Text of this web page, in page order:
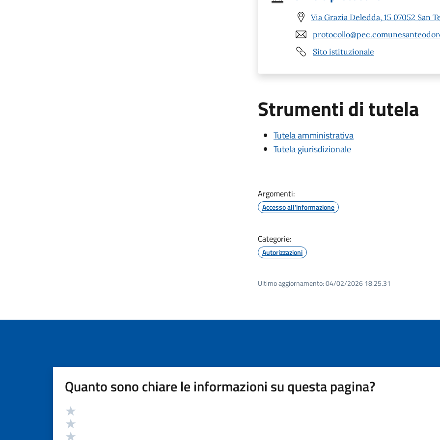
Via Grazia Deledda, 15 07052 San
Sito istituzionale
Strumenti di tutela
Tutela amministrativa
Tutela giurisdizionale
Argomenti:
Accesso all'informazione
Categorie:
Autorizzazioni
Ultimo aggiornamento:04/02/2026 18:25.31
Quanto sono chiare le informazioni su questa pagina?
Valutazione